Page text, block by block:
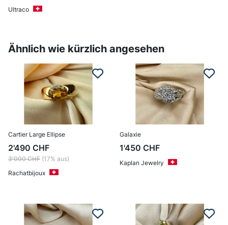
Ultraco
Ähnlich wie kürzlich angesehen
Cartier Large Ellipse
2'490 CHF
3'000 CHF (17% aus)
Rachatbijoux
Galaxie
1'450 CHF
Kaplan Jewelry